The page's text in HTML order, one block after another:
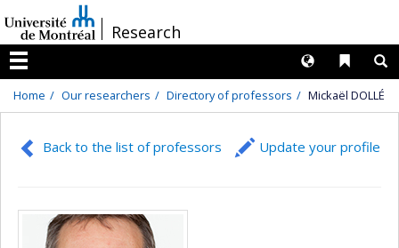
au
contenu
/Research
Menu
Liens
Langues
Home Our researchers Directory of professors Mickaël DOLLÉ
Back to the list of professors Update your profile